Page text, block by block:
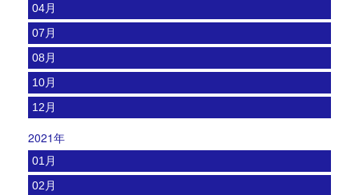
04月
07月
08月
10月
12月
2021年
01月
02月